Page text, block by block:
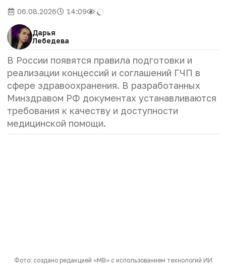
06.08.2026 14:09
Дарья
Лебедева
В России появятся правила подготовки и
реализации концессий и соглашений ГЧП в
сфере здравоохранения. В разработанных
Минздравом РФ документах устанавливаются
требования к качеству и доступности
медицинской помощи.
Фото: создано редакцией «МВ» с использованием технологий ИИ